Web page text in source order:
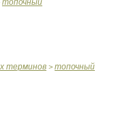
топочный
терминов > топочный